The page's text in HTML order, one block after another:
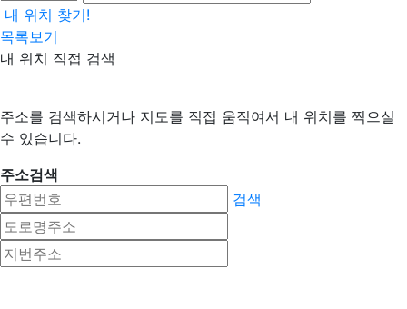
내 위치 찾기!
목록보기
내 위치 직접 검색
주소를 검색하시거나 지도를 직접 움직여서 내 위치를 찍으실
수 있습니다.
주소검색
검색